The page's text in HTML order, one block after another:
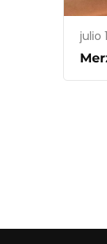
julio